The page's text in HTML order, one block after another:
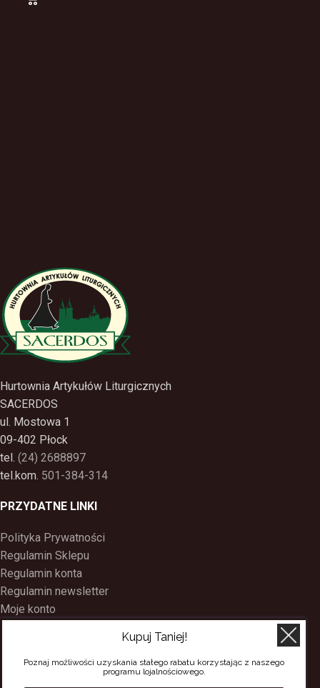
Hurtownia Artykułów Liturgicznych
SACERDOS
ul. Mostowa 1
09-402 Płock
tel. (24) 2688897
tel.kom. 501-384-314
PRZYDATNE LINKI
Polityka Prywatności
Regulamin Sklepu
Regulamin konta
Regulamin newsletter
Moje konto
Kontakt
Kupuj Taniej!
Poznaj możliwości uzyskania stałego rabatu korzystając z naszego
programu lojalnościowego.